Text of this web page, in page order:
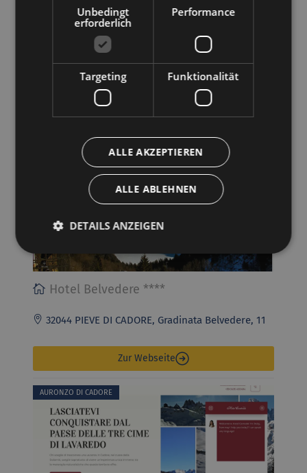
Hotel Villa Imperina ***
32021 AGORDO, Via Pragrande, 5
Zur Webseite
PIEVE DI CADORE
Hotel Belvedere ****
32044 PIEVE DI CADORE, Gradinata Belvedere, 11
Zur Webseite
AURONZO DI CADORE
Unbedingt
erforderlich
Performance
Targeting Funktionalität
ALLE AKZEPTIEREN
ALLE ABLEHNEN
DETAILS ANZEIGEN